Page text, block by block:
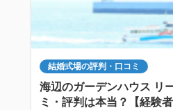
結婚式場の評判・口コミ
海辺のガーデンハウス リ
ミ・評判は本当？【経験者